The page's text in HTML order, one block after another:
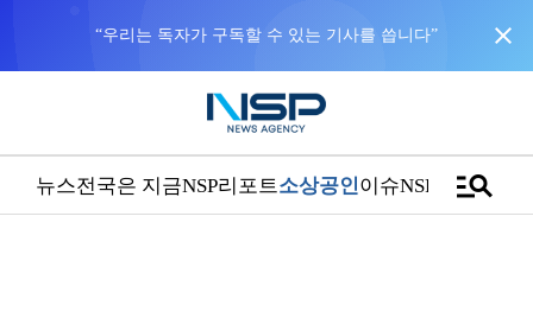
“우리는 독자가 구독할 수 있는 기사를 씁니다” close
뉴스전국은 지금NSP리포트소상공인이슈NSPTVmanage_search